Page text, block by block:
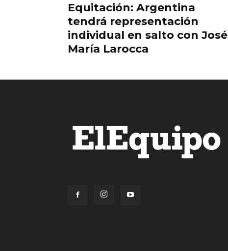
Equitación: Argentina
tendrá representación
individual en salto con José
María Larocca